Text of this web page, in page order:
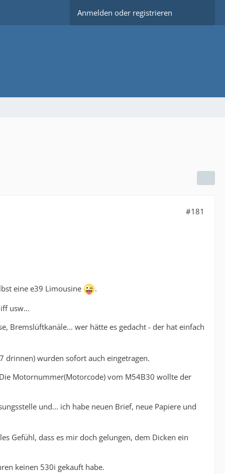
Anmelden oder registrieren
#181
eine e39 Limousine
.
usw...
Bremslüftkanäle... wer hätte es gedacht - der hat einfach
drinnen) wurden sofort auch eingetragen.
Motornummer(Motorcode) vom M54B30 wollte der
und... ich habe neuen Brief, neue Papiere und
Gefühl, dass es mir doch gelungen, dem Dicken ein
keinen 530i gekauft habe.